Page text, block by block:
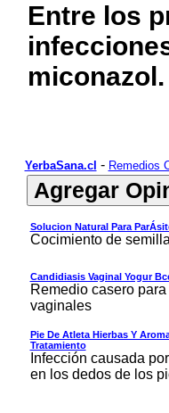
Entre los
miconazol.
YerbaSana.cl - Remedios
Solucion Natural Para
Cocimiento de
Candidiasis Vaginal Yogur
Remedio casero
vaginales
Pie De Atleta Hierbas Y
Tratamiento
Infección causada
en los dedos de los